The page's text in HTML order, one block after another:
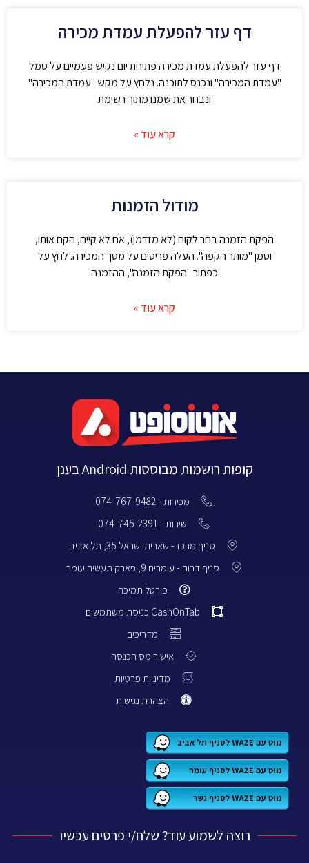
דף עזר להפעלת עמדת מכירה
דף עזר להפעלת עמדת מכירה פתיחת יום נקיש פעמיים על סמל
"עמדת המכירה" ונכנס לתוכנה. נלחץ על מקש "עמדת המכירה"
ונבחר את שמנו מתוך רשימת
קרא עוד »
מודול הזמנות
הפקת הזמנה בחר לקוח (לא מזדמן), אם לא קיים, הקם אותו,
וסמן "מותר הקפה". העלה פריטים על מסך המכירה. לחץ על
כפתור "הפקת הזמנה", ההזמנה
קרא עוד »
קופות רושמות מבוססות Android בענן
מכירות - 074-767-9482
שירות - 074-745-2391
סניף מרכז - שארית ישראל 35, תל אביב
סניף דרום - עומרים 9, פארק תעשיה עומר
פורטל תמיכה
CashOnTab כניסת משתמשים
מדריכים
אישור מס הכנסה
מדיניות פרטיות
הצהרת נגישות
רוצה לשמוע עוד? שלח/י פרטים עכשיו